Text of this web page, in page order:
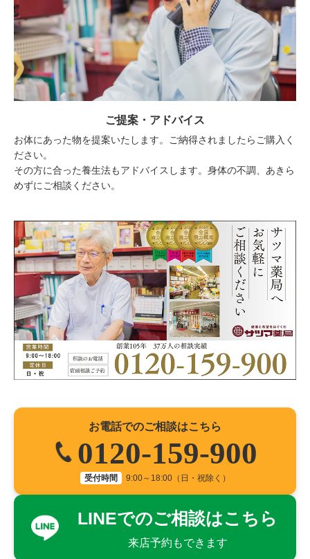
ご提案・アドバイス
お体にあった物を提案いたします。ご納得されましたらご購入く
ださい。
その方に合った養生法もアドバイスします。身体の不調、あきら
めずにご相談ください。
お電話でのご相談はこちら
0120-159-900
受付時間 9:00～18:00（日・祝除く）
LINEでのご相談はこちら
来店予約もできます